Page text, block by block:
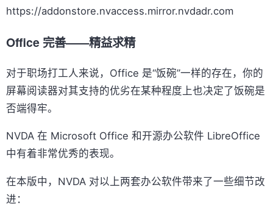
https://addonstore.nvaccess.mirror.nvdadr.com
Office 完善——精益求精
对于职场打工人来说，Office 是“饭碗”一样的存在，你的
屏幕阅读器对其支持的优劣在某种程度上也决定了饭碗是
否端得牢。
NVDA 在 Microsoft Office 和开源办公软件 LibreOffice
中有着非常优秀的表现。
在本版中，NVDA 对以上两套办公软件带来了一些细节改
进：